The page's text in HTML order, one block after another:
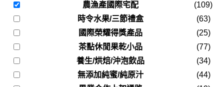
農漁產國際宅配
(109)
時令水果/三節禮盒
(63)
國際榮耀得獎產品
(25)
茶點休閒果乾小品
(77)
養生/烘焙/沖泡飲品
(34)
無添加純蜜/純原汁
(44)